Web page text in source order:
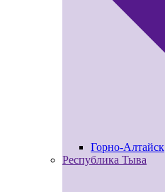
Горно-Алтайск
Республика Тыва